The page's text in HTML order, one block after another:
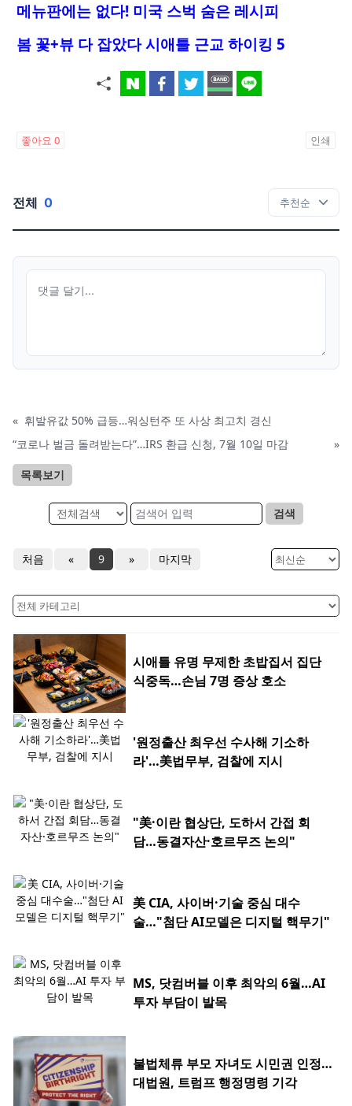
메뉴판에는 없다! 미국 스벅 숨은 레시피
봄 꽃+뷰 다 잡았다 시애틀 근교 하이킹 5
좋아요 0 인쇄
전체 0
« 휘발유값 50% 급등…워싱턴주 또 사상 최고치 경신
“코로나 벌금 돌려받는다”…IRS 환급 신청, 7월 10일 마감
»
목록보기
검색
처음 « 9 » 마지막
시애틀 유명 무제한 초밥집서 집단
식중독…손님 7명 증상 호소
'원정출산 최우선 수사해 기소하
라'…美법무부, 검찰에 지시
"美·이란 협상단, 도하서 간접 회
담…동결자산·호르무즈 논의"
美 CIA, 사이버·기술 중심 대수
술…"첨단 AI모델은 디지털 핵무기"
MS, 닷컴버블 이후 최악의 6월…AI
투자 부담이 발목
불법체류 부모 자녀도 시민권 인정…
대법원, 트럼프 행정명령 기각